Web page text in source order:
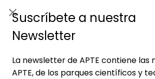
Suscríbete a nuestra
Newsletter
La newsletter de APTE contiene las
APTE, de los parques científicos y